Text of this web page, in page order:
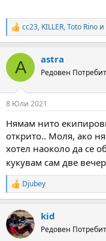
R
e
c
i
s
cc23, KILLER,Toto Rino и
A astra
Редовен
8 Юли 2021
Нямам нито
открито.. Моля, ако
хотел наоколо да се
кукувам сам две
R
e
c
t
i
Djubey
kid
Редовен